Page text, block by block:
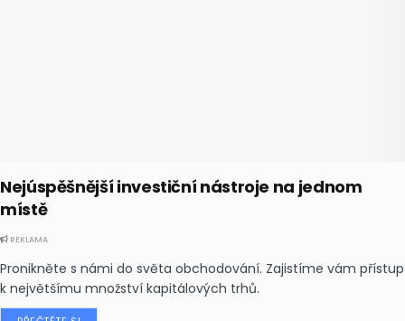
Nejúspěšnější investiční nástroje na jednom
místě
REKLAMA
Pronikněte s námi do světa obchodování. Zajistíme vám přístup
k největšímu množství kapitálových trhů.